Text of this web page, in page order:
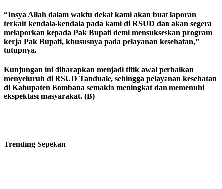
“Insya Allah dalam waktu dekat kami akan buat laporan
terkait kendala-kendala pada kami di RSUD dan akan segera
melaporkan kepada Pak Bupati demi mensukseskan program
kerja Pak Bupati, khususnya pada pelayanan kesehatan,”
tutupnya.
Kunjungan ini diharapkan menjadi titik awal perbaikan
menyeluruh di RSUD Tanduale, sehingga pelayanan kesehatan
di Kabupaten Bombana semakin meningkat dan memenuhi
ekspektasi masyarakat. (B)
Trending Sepekan